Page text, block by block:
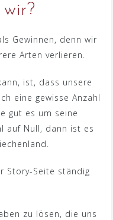
Gewinnen, denn wir
Arten verlieren.
ist, dass unsere
eine gewisse Anzahl
gut es um seine
auf Null, dann ist es
Story-Seite ständig
zu lösen, die uns